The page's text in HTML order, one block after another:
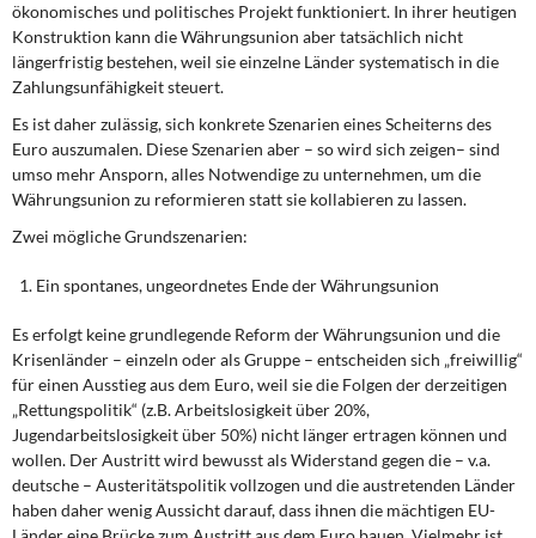
DIE LINKE
Weitere Themen
Memo-Gruppe
Institut Solidarische Moderne
Über mich
Kontakt
ökonomisches und politisches Projekt funktioniert. In ihrer heutigen
Konstruktion kann die Währungsunion aber tatsächlich nicht
längerfristig bestehen, weil sie einzelne Länder systematisch in die
Zahlungsunfähigkeit steuert.
Es ist daher zulässig, sich konkrete Szenarien eines Scheiterns des
Euro auszumalen. Diese Szenarien aber – so wird sich zeigen– sind
umso mehr Ansporn, alles Notwendige zu unternehmen, um die
Währungsunion zu reformieren statt sie kollabieren zu lassen.
Zwei mögliche Grundszenarien:
Ein spontanes, ungeordnetes Ende der Währungsunion
Es erfolgt keine grundlegende Reform der Währungsunion und die
Krisenländer – einzeln oder als Gruppe – entscheiden sich „freiwillig“
für einen Ausstieg aus dem Euro, weil sie die Folgen der derzeitigen
„Rettungspolitik“ (z.B. Arbeitslosigkeit über 20%,
Jugendarbeitslosigkeit über 50%) nicht länger ertragen können und
wollen. Der Austritt wird bewusst als Widerstand gegen die – v.a.
deutsche – Austeritätspolitik vollzogen und die austretenden Länder
haben daher wenig Aussicht darauf, dass ihnen die mächtigen EU-